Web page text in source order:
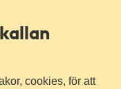
cookies, för att